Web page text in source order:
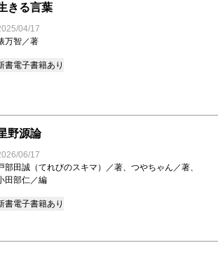
きる言葉
04/17
万智／著
書電子書籍あり
野源論
06/17
部田誠（てれびのスキマ）／著、つやちゃん／著、
田部仁／編
書電子書籍あり